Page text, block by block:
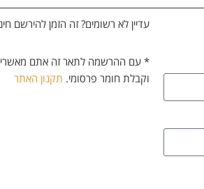
עדיין לא רשומים? זה הזמן להירשם
* עם ההרשמה לתאר זה אתם
וקבלת חומר פרסומי. תקנון האתר